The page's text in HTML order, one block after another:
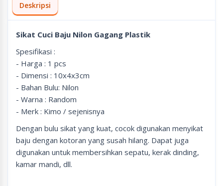
Deskripsi
Sikat Cuci Baju Nilon Gagang Plastik
Spesifikasi :
- Harga : 1 pcs
- Dimensi : 10x4x3cm
- Bahan Bulu: Nilon
- Warna : Random
- Merk : Kimo / sejenisnya
Dengan bulu sikat yang kuat, cocok digunakan menyikat
baju dengan kotoran yang susah hilang. Dapat juga
digunakan untuk membersihkan sepatu, kerak dinding,
kamar mandi, dll.